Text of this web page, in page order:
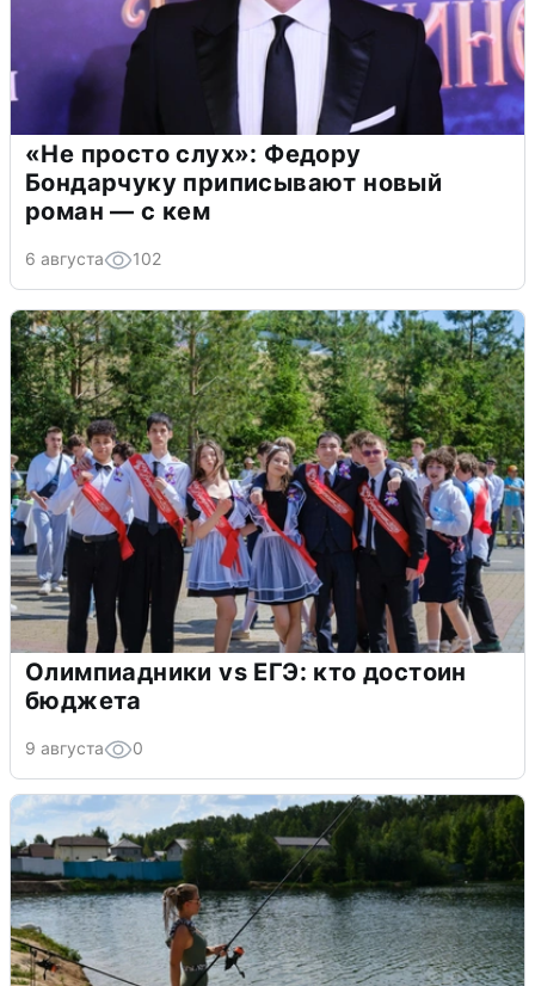
«Не просто слух»: Федору
Бондарчуку приписывают новый
роман — с кем
6 августа 102
Олимпиадники vs ЕГЭ: кто достоин
бюджета
9 августа 0